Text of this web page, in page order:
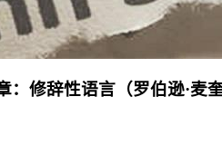
：修辞性语言（罗伯逊·麦